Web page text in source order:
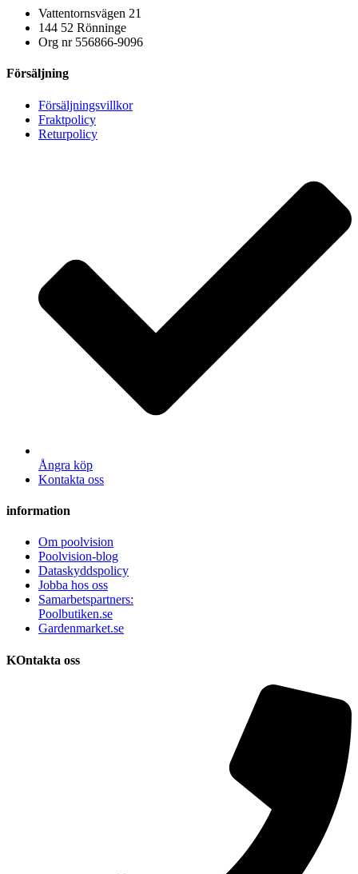
Vattentornsvägen 21
144 52 Rönninge
Org nr 556866-9096
Försäljning
Försäljningsvillkor
Fraktpolicy
Returpolicy
Ångra köp
Kontakta oss
information
Om poolvision
Poolvision-blog
Dataskyddspolicy
Jobba hos oss
Samarbetspartners:
Poolbutiken.se
Gardenmarket.se
KOntakta oss